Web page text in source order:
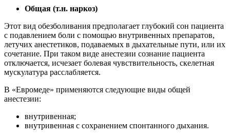
Общая (т.н. наркоз)
Этот вид обезболивания предполагает глубокий сон пациента
с подавлением боли с помощью внутривенных препаратов,
летучих анестетиков, подаваемых в дыхательные пути, или их
сочетание. При таком виде анестезии сознание пациента
отключается, исчезает болевая чувствительность, скелетная
мускулатура расслабляется.
В «Евромеде» применяются следующие виды общей
анестезии:
внутривенная;
внутривенная с сохранением спонтанного дыхания.